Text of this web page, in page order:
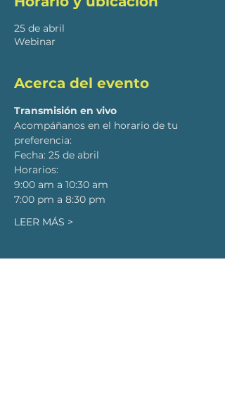
25 de abril
Webinar
Acerca del evento
Transmisión en vivo
Acompáñanos en el horario de tu
preferencia:
Fecha: 25 de abril
Horarios:
9:00 am a 10:30 am
7:00 pm a 8:30 pm
LEER MÁS >